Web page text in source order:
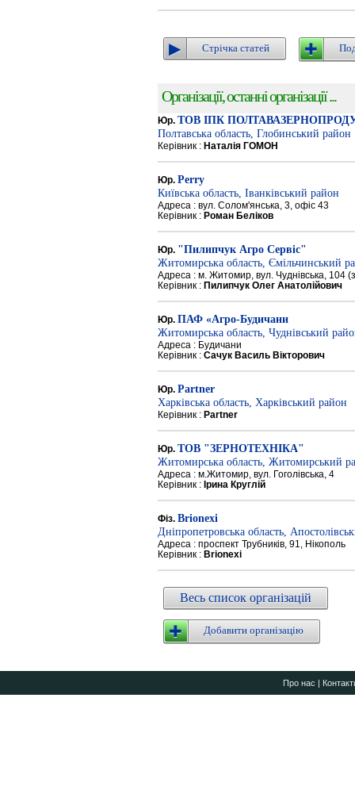
Стрічка статей
Організації, останні організації ...
Юр. ТОВ ІПК
Полтавська область, Глобинський район
Керівник : Наталія ГОМОН
Юр. Perry
Київська область, Іванківський район
Адреса : вул. Солом'янська, 3, офіс 43
Керівник : Роман Беліков
Юр. "Пилипчук Агро Сервіс"
Житомирська область, Ємільчинський
Адреса : м. Житомир, вул. Чуднівська, 104
Керівник : Пилипчук Олег Анатолійович
Юр. ПАФ «Агро-Будичани
Житомирська область, Чуднівський
Адреса : Будичани
Керівник : Сачук Василь Вікторович
Юр. Partner
Харківська область, Харківський район
Керівник : Partner
Юр. ТОВ "ЗЕРНОТЕХНІКА"
Житомирська область, Житомирський
Адреса : м.Житомир, вул. Гоголівська, 4
Керівник : Ірина Круглій
Фіз. Brionexi
Дніпропетровська область,
Адреса : проспект Трубників, 91, Нікополь
Керівник : Brionexi
Весь список організацій
Добавити організацію
Про нас |